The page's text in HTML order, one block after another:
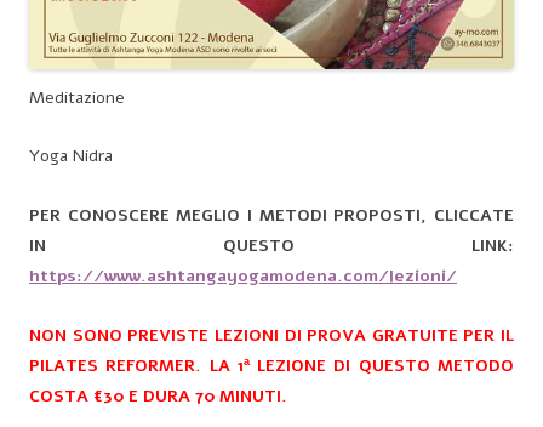
Meditazione
Yoga Nidra
PER CONOSCERE MEGLIO I METODI PROPOSTI, CLICCATE
IN QUESTO LINK:
https://www.ashtangayogamodena.com/lezioni/
NON SONO PREVISTE LEZIONI DI PROVA GRATUITE PER IL
PILATES REFORMER. LA 1ª LEZIONE DI QUESTO METODO
COSTA €30 E DURA 70 MINUTI.